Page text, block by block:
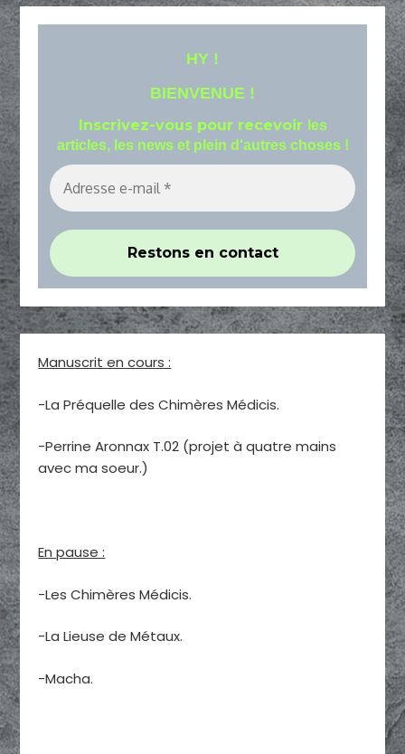
HY !
BIENVENUE !
Inscrivez-vous pour recevoir les
articles, les news et plein d'autres choses !
Manuscrit en cours :
-La Préquelle des Chimères Médicis.
-Perrine Aronnax T.02 (projet à quatre mains
avec ma soeur.)
En pause :
-Les Chimères Médicis.
-La Lieuse de Métaux.
-Macha.